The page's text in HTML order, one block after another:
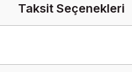
Taksit Seçenekleri